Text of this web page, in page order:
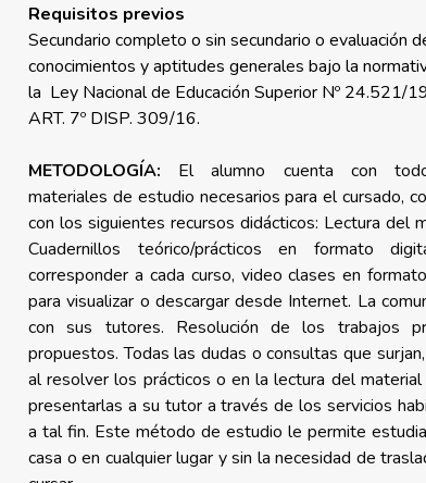
Requisitos previos
Secundario completo o sin secundario o evaluación
conocimientos y aptitudes generales bajo la
la Ley Nacional de Educación Superior Nº 24.521/
ART. 7º DISP. 309/16.
METODOLOGÍA: El alumno cuenta con
materiales de estudio necesarios para el cursado,
con los siguientes recursos didácticos: Lectura del
Cuadernillos teórico/prácticos en formato
corresponder a cada curso, video clases en
para visualizar o descargar desde Internet. La
con sus tutores. Resolución de los trabajos
propuestos. Todas las dudas o consultas que
al resolver los prácticos o en la lectura del material
presentarlas a su tutor a través de los servicios
a tal fin. Este método de estudio le permite
casa o en cualquier lugar y sin la necesidad de